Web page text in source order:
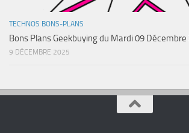
TECHNOS BONS-PLANS
Bons Plans Geekbuying du Mardi 09 Décembre
9 DÉCEMBRE 2025